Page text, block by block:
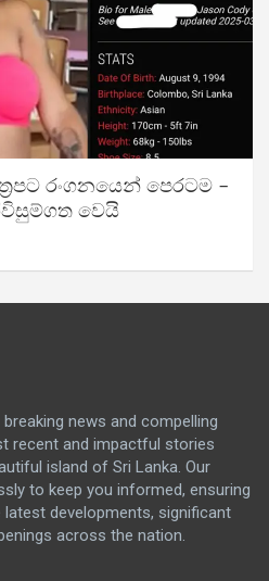
රංගනයෙන් පෙරටම –
වෙයි
news and compelling
recent and impactful stories
island of Sri Lanka. Our
to keep you informed, ensuring
developments, significant
across the nation.